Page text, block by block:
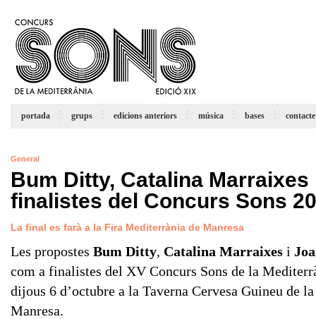
portada grups edicions anteriors música bases contacte
General
Bum Ditty, Catalina Marraixes
finalistes del Concurs Sons
La final es farà a la Fira Mediterrània de Manresa
Les propostes Bum Ditty, Catalina Marraixes i
com a finalistes del XV Concurs Sons de la
dijous 6 d’octubre a la Taverna Cervesa Guineu de
Manresa.